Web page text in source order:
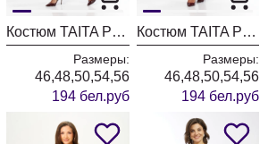
Костюм TAITA PLUS 2329/26 капучинно
Размеры:
46,48,50,54,56
194 бел.руб
Костюм TAITA PLUS 2329/27 какао
Размеры:
46,48,50,54,56
194 бел.руб